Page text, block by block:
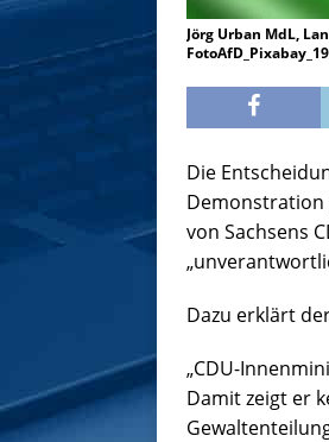
Jörg Urban MdL,
Die
Demonstration
von Sachsens
Dazu erklärt
„CDU-
Damit zeigt er